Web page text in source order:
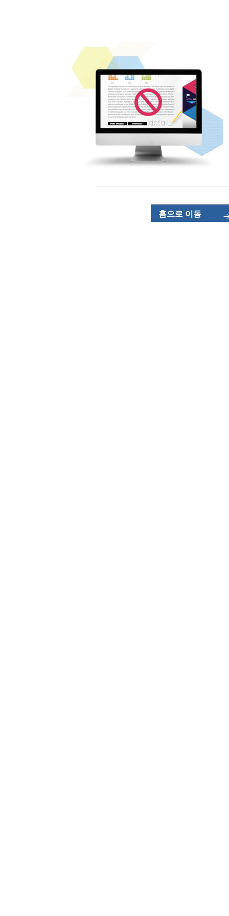
홈으로 이동